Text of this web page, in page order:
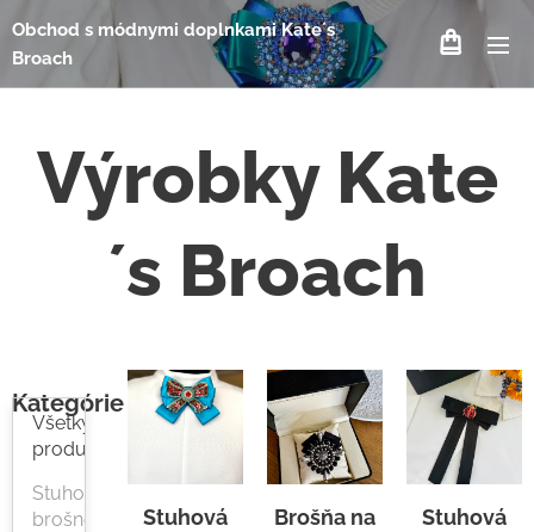
Obchod s módnymi doplnkami Kate´s
Broach
Výrobky Kate
´s Broach
Kategórie
Všetky
produkty
Stuhové
brošne
Stuhová
Brošňa na
Stuhová